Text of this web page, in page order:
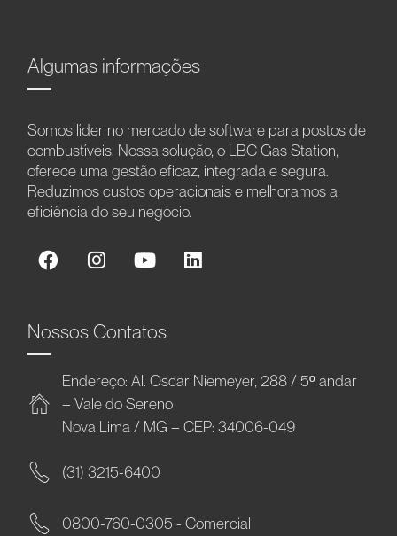
Algumas informações
Somos líder no mercado de software para postos de
combustíveis. Nossa solução, o LBC Gas Station,
oferece uma gestão eficaz, integrada e segura.
Reduzimos custos operacionais e melhoramos a
eficiência do seu negócio.
Nossos Contatos
Endereço: Al. Oscar Niemeyer, 288 / 5º andar
– Vale do Sereno
Nova Lima / MG – CEP: 34006-049
(31) 3215-6400
0800-760-0305 - Comercial